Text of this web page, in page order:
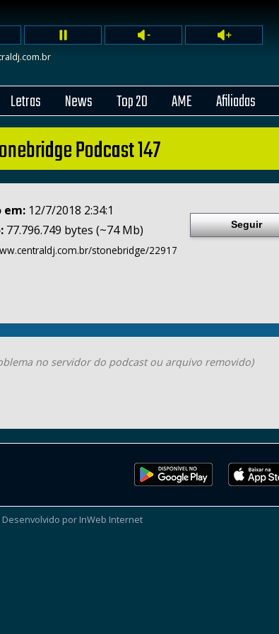
Letras News Top 20 AME Afiliadas
Podcast 147
em: 12/7/2018 2:34:1
77.796.749 bytes (~74 Mb)
stonebridge/22917
Seguir
no servidor do podcast ou arquivo removido)
Desenvolvido por InWeb Internet